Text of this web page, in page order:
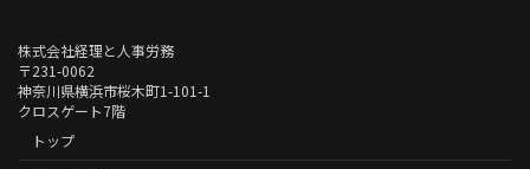
株式会社経理と人事労務
〒231-0062
神奈川県横浜市桜木町1-101-1
クロスゲート7階
トップ